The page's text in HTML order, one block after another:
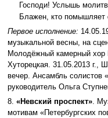
Господи! Услышь
Блажен, кто помышляет
Первое исполнение:
музыкальной весны, на
Молодёжный камерный хор
Хуторецкая. 31.05.2013 г.,
вечер. Ансамбль солистов
руководитель Ольга
8. «Невский проспект».
мотивам «Петербургских